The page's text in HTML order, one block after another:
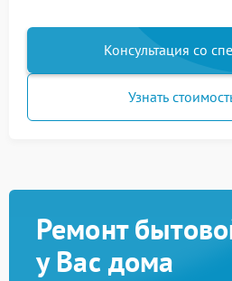
Консультация со
Узнать
Ремонт
у Вас дома